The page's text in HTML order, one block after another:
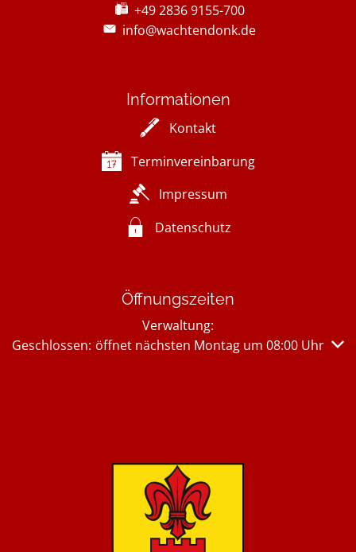
+49 2836 9155-700
info@wachtendonk.de
Informationen
Kontakt
Terminvereinbarung
Impressum
Datenschutz
Öffnungszeiten
Verwaltung:
Klicken, um weitere Öffnungs- oder Schließzeiten
Geschlossen: öffnet nächsten Montag um 08:00 Uhr